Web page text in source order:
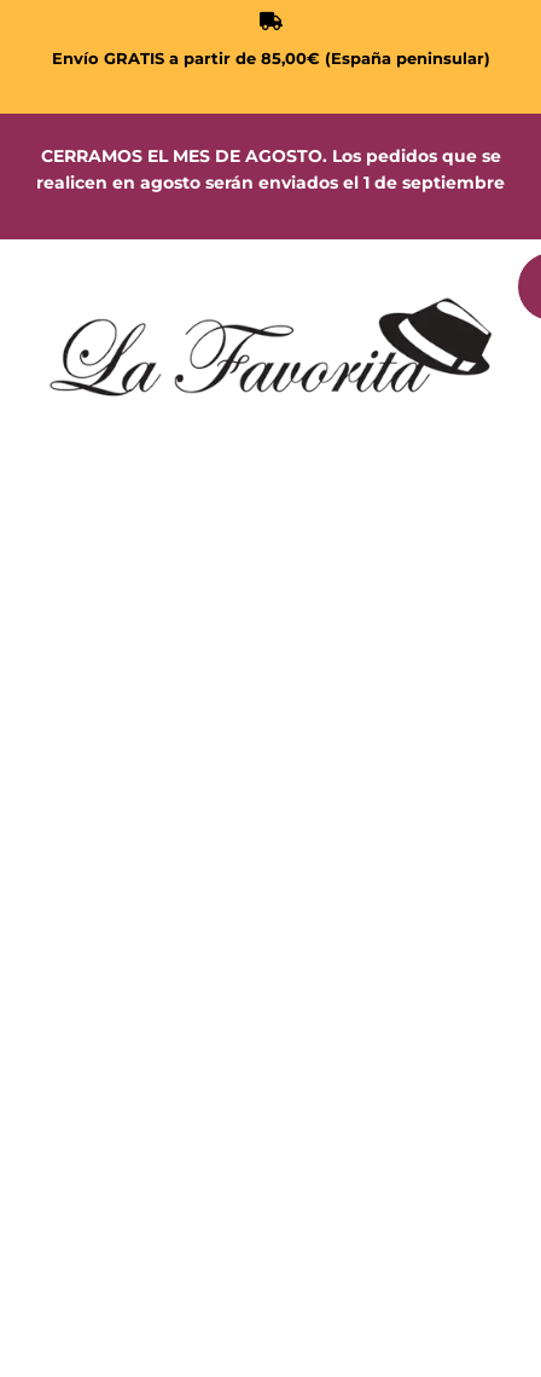
Envío GRATIS a partir de 85,00€ (España peninsular)
CERRAMOS EL MES DE AGOSTO. Los pedidos que se
realicen en agosto serán enviados el 1 de septiembre